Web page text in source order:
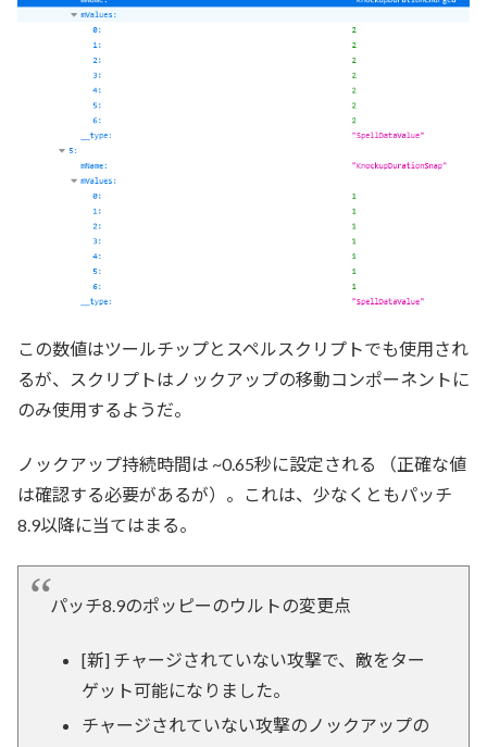
この数値はツールチップとスペルスクリプトでも使用され
るが、スクリプトはノックアップの移動コンポーネントに
のみ使用するようだ。
ノックアップ持続時間は ~0.65秒に設定される （正確な値
は確認する必要があるが）。これは、少なくともパッチ
8.9以降に当てはまる。
パッチ8.9のポッピーのウルトの変更点
[新] チャージされていない攻撃で、敵をター
ゲット可能になりました。
チャージされていない攻撃のノックアップの